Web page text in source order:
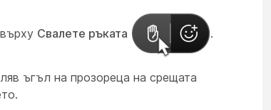
Свалете ръката .
ъгъл на прозореца на срещата